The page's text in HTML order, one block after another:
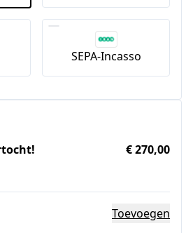
SEPA-Incasso
€ 270,00
Toevoegen